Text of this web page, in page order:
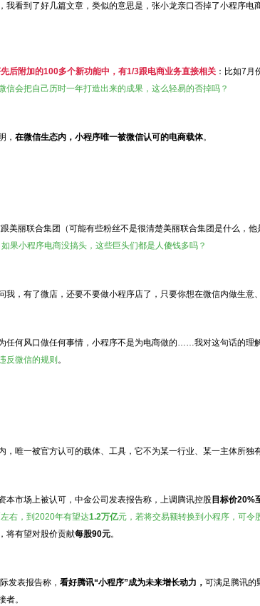
我看到了好几篇文章，类似的意思是，张小龙亲口否掉了小程序
后附加的100多个新功能中，有1/3跟电商业务直接相关 ：比如7
信会把自己历时一年打造出来的成果，这么轻易的否掉吗？
， 在微信生态内，小程序唯一被微信认可的电商载体。
美丽联合集团（可能有些粉丝不是很清楚美丽联合集团是什么，
如果小程序电商没搞头，这些巨头们都是人傻钱多吗？
我，有了微店，还要不要做小程序店了，只要你想在微信内做生意
任何风口做任何事情，小程序不是为电商做的……我对这句话的理
反微信的规则 。
，唯一被官方认可的载体、工具，它不为某一行业、某一主体所独
本市场上被认可，中金公司发表报告称，上调腾讯控股 目标价20%
右，到2020年有望达1.2万亿元，若将交易额转换到小程序，可令
将有望对股价贡献每股90元。
发表报告称， 看好腾讯“小程序”成为未来增长动力， 可满足腾讯的
者。